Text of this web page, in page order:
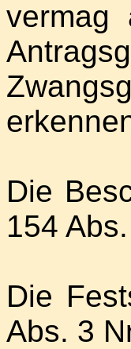
vermag
Die
154
Die
Abs. 3